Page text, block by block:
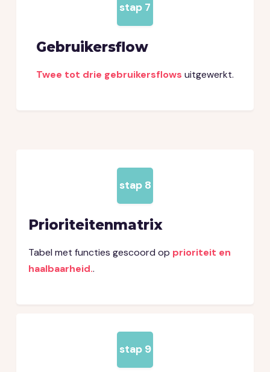
stap 7
Gebruikersflow
Twee tot drie gebruikersflows uitgewerkt.
stap 8
Prioriteitenmatrix
Tabel met functies gescoord op prioriteit en
haalbaarheid..
stap 9